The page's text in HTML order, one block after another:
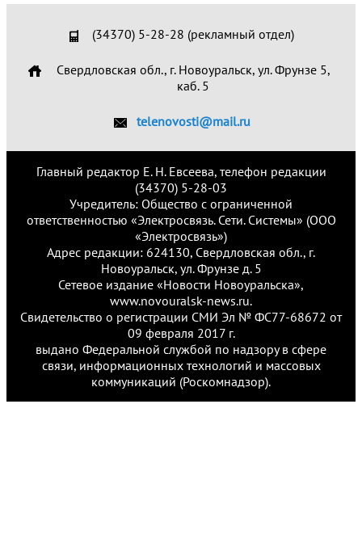
(34370) 5-28-28 (рекламный отдел)
Свердловская обл., г. Новоуральск, ул. Фрунзе 5,
каб. 5
telenovosti@mail.ru
Главный редактор Е. Н. Евсеева, телефон редакции
(34370) 5-28-03
Учредитель: Общество с ограниченной
ответственностью «Электросвязь. Сети. Системы» (ООО
«Электросвязь»)
Адрес редакции: 624130, Свердловская обл., г.
Новоуральск, ул. Фрунзе д. 5
Сетевое издание «Новости Новоуральска»,
www.novouralsk-news.ru.
Свидетельство о регистрации СМИ Эл № ФС77-68672 от
09 февраля 2017 г.
выдано Федеральной службой по надзору в сфере
связи, информационных технологий и массовых
коммуникаций (Роскомнадзор).